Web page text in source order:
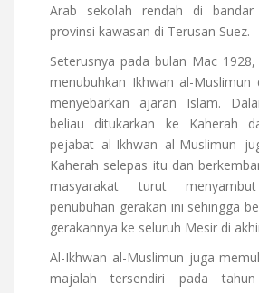
Arab sekolah rendah di bandar
provinsi kawasan di Terusan Suez.
Seterusnya pada bulan Mac
menubuhkan Ikhwan al-Muslimun
menyebarkan ajaran Islam.
beliau ditukarkan ke Kaherah
pejabat al-Ikhwan al-Muslimun
Kaherah selepas itu dan
masyarakat turut
penubuhan gerakan ini sehingga
gerakannya ke seluruh Mesir di
Al-Ikhwan al-Muslimun juga
majalah tersendiri pada